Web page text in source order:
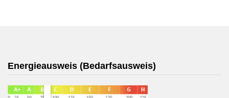
Energieausweis (Bedarfsausweis)